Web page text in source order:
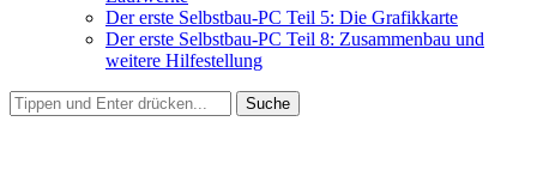
Der erste Selbstbau-PC Teil 5: Die Grafikkarte
Der erste Selbstbau-PC Teil 8: Zusammenbau und
weitere Hilfestellung
Suche